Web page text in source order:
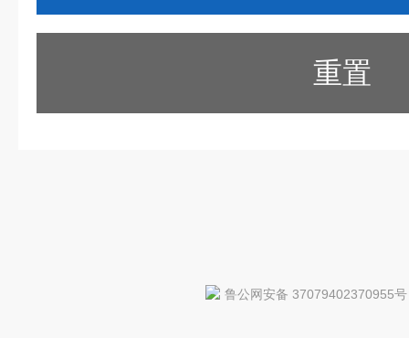
重置
鲁公网安备 37079402370955号